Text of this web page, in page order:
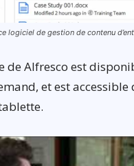
logiciel de gestion de contenu
de Alfresco est
et est